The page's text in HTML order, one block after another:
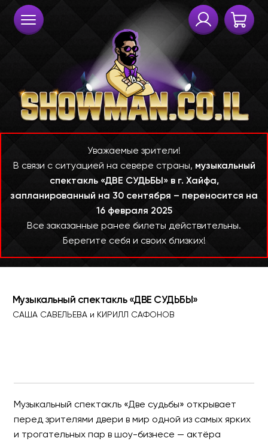
Уважаемые зрители!
В связи с ситуацией на севере страны, музыкальный
спектакль «ДВЕ СУДЬБЫ» в г. Хайфа,
запланированный на 30 сентября – переносится на
16 февраля 2025
Все заказанные ранее билеты действительны.
Берегите себя и своих близких!
Музыкальный спектакль «Две судьбы» открывает
перед зрителями двери в мир одной из самых ярких
и трогательных пар в шоу-бизнесе — актёра